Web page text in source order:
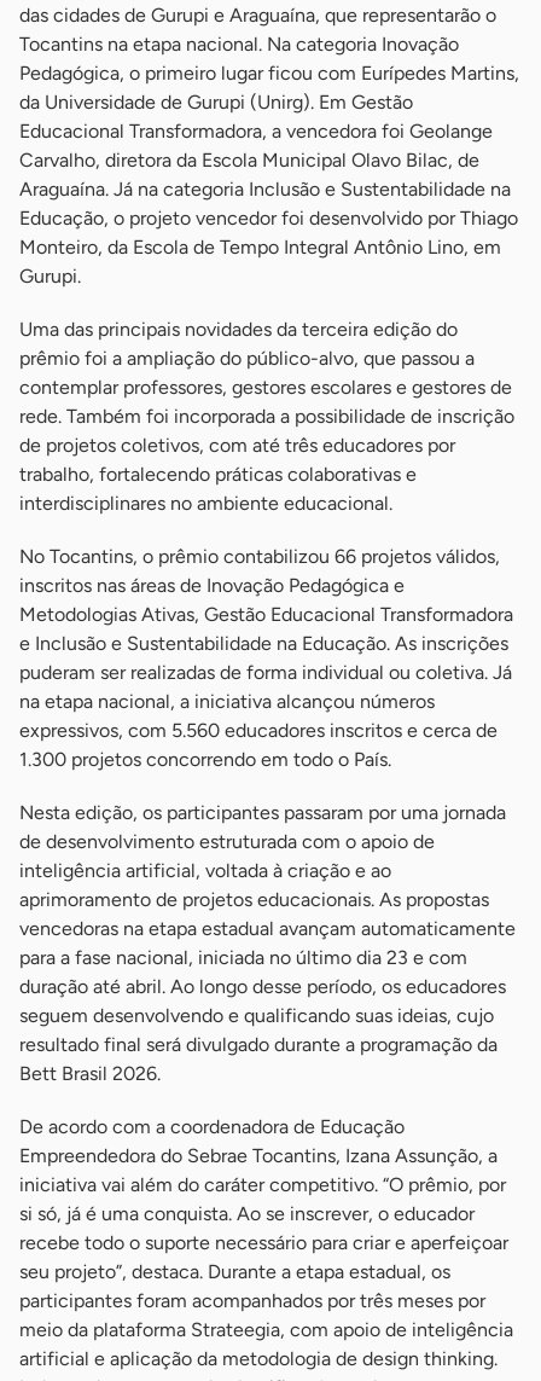
das cidades de Gurupi e Araguaína, que representarão o
Tocantins na etapa nacional. Na categoria Inovação
Pedagógica, o primeiro lugar ficou com Eurípedes Martins,
da Universidade de Gurupi (Unirg). Em Gestão
Educacional Transformadora, a vencedora foi Geolange
Carvalho, diretora da Escola Municipal Olavo Bilac, de
Araguaína. Já na categoria Inclusão e Sustentabilidade na
Educação, o projeto vencedor foi desenvolvido por Thiago
Monteiro, da Escola de Tempo Integral Antônio Lino, em
Gurupi.
Uma das principais novidades da terceira edição do
prêmio foi a ampliação do público-alvo, que passou a
contemplar professores, gestores escolares e gestores de
rede. Também foi incorporada a possibilidade de inscrição
de projetos coletivos, com até três educadores por
trabalho, fortalecendo práticas colaborativas e
interdisciplinares no ambiente educacional.
No Tocantins, o prêmio contabilizou 66 projetos válidos,
inscritos nas áreas de Inovação Pedagógica e
Metodologias Ativas, Gestão Educacional Transformadora
e Inclusão e Sustentabilidade na Educação. As inscrições
puderam ser realizadas de forma individual ou coletiva. Já
na etapa nacional, a iniciativa alcançou números
expressivos, com 5.560 educadores inscritos e cerca de
1.300 projetos concorrendo em todo o País.
Nesta edição, os participantes passaram por uma jornada
de desenvolvimento estruturada com o apoio de
inteligência artificial, voltada à criação e ao
aprimoramento de projetos educacionais. As propostas
vencedoras na etapa estadual avançam automaticamente
para a fase nacional, iniciada no último dia 23 e com
duração até abril. Ao longo desse período, os educadores
seguem desenvolvendo e qualificando suas ideias, cujo
resultado final será divulgado durante a programação da
Bett Brasil 2026.
De acordo com a coordenadora de Educação
Empreendedora do Sebrae Tocantins, Izana Assunção, a
iniciativa vai além do caráter competitivo. “O prêmio, por
si só, já é uma conquista. Ao se inscrever, o educador
recebe todo o suporte necessário para criar e aperfeiçoar
seu projeto”, destaca. Durante a etapa estadual, os
participantes foram acompanhados por três meses por
meio da plataforma Strateegia, com apoio de inteligência
artificial e aplicação da metodologia de design thinking.